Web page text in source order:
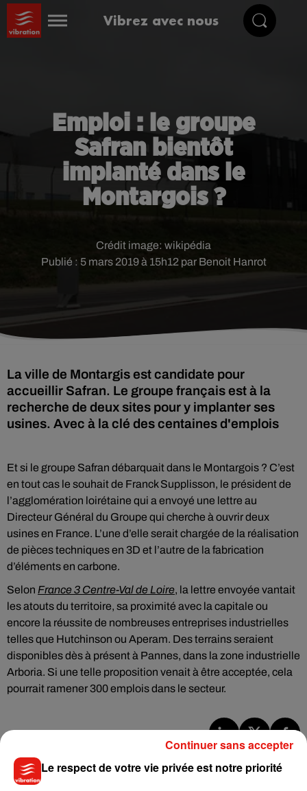
Vibrez avec nous
Emploi : le groupe
Safran bientôt
implanté dans le
Montargois ?
Publié : 5 mars 2019 à 15h12 par Benoit Hanrot
Crédit image: wikipédia
La ville de Montargis est candidate pour
accueillir Safran. Le groupe français est à la
recherche de deux sites pour y implanter ses
usines. Avec à la clé des centaines d'emplois
Et si le groupe Safran débarquait dans le Montargois ? C’est
en tout cas le souhait de Franck Supplisson, le président de
l’agglomération loirétaine qui a envoyé une lettre au
Directeur Général du Groupe qui cherche à ouvrir deux
usines en France. L’une d’elle serait chargée de la réalisation
de pièces techniques en 3D et l’autre de la fabrication
d’éléments en carbone.
Selon France 3 Centre-Val de Loire, la lettre envoyée vantait
les atouts du territoire, sa proximité avec la capitale ou
encore la réussite de nombreuses entreprises industrielles
telles que Hutchinson ou Aperam. Des terrains seraient
disponibles dès à présent à Pannes, dans la zone industrielle
Arboria. Si une telle proposition venait à être acceptée, cela
pourrait ramener 300 emplois dans le secteur.
Musique
Le respect de votre vie privée est notre priorité
Continuer sans accepter